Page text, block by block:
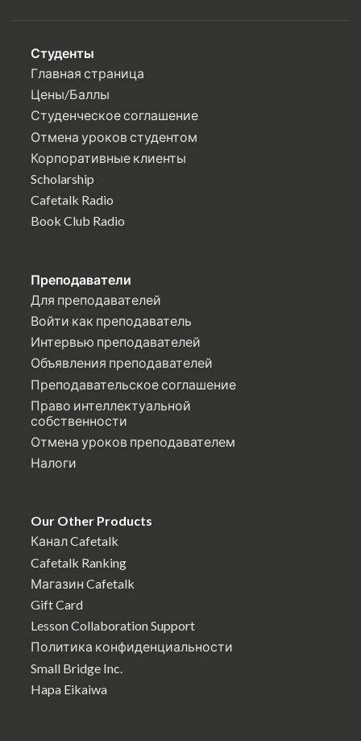
Студенты
Главная страница
Цены/Баллы
Студенческое соглашение
Отмена уроков студентом
Корпоративные клиенты
Scholarship
Cafetalk Radio
Book Club Radio
Преподаватели
Для преподавателей
Войти как преподаватель
Интервью преподавателей
Объявления преподавателей
Преподавательское соглашение
Право интеллектуальной
собственности
Отмена уроков преподавателем
Налоги
Our Other Products
Канал Cafetalk
Cafetalk Ranking
Магазин Cafetalk
Gift Card
Lesson Collaboration Support
Политика конфиденциальности
Small Bridge Inc.
Hapa Eikaiwa